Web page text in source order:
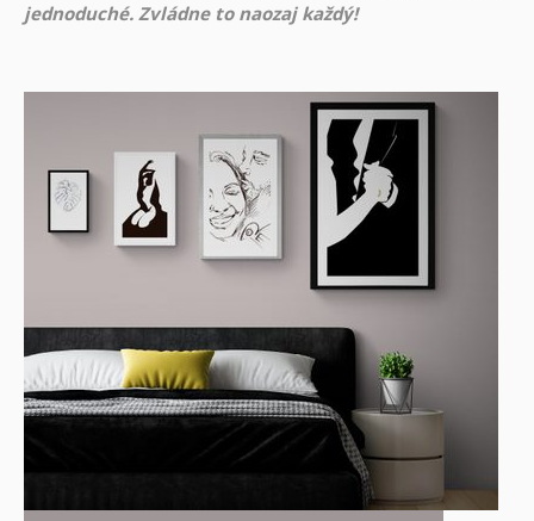
jednoduché. Zvládne to naozaj každý!